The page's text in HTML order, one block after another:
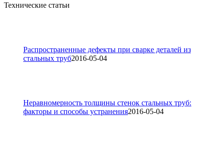
Технические статьи
Распространенные дефекты при сварке деталей из
стальных труб2016-05-04
Неравномерность толщины стенок стальных труб:
факторы и способы устранения2016-05-04